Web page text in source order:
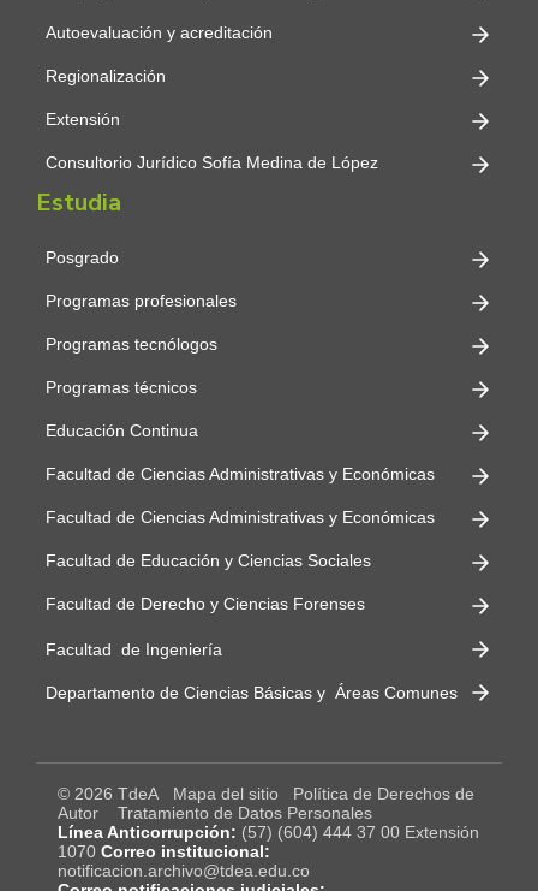
Autoevaluación y acreditación
Regionalización
Extensión
Consultorio Jurídico Sofía Medina de López
Estudia
Posgrado
Programas profesionales
Programas tecnólogos
Programas técnicos
Educación Continua
Facultad de Ciencias Administrativas y Económicas
Facultad de Ciencias Administrativas y Económicas
Facultad de Educación y Ciencias Sociales
Facultad de Derecho y Ciencias Forenses
Facultad de Ingeniería
Departamento de Ciencias Básicas y Áreas Comunes
© 2026 TdeA Mapa del sitio
Política de Derechos de
Autor
Tratamiento de Datos Personales
Línea Anticorrupción: (57) (604) 444 37 00 Extensión
1070 Correo institucional:
notificacion.archivo@tdea.edu.co